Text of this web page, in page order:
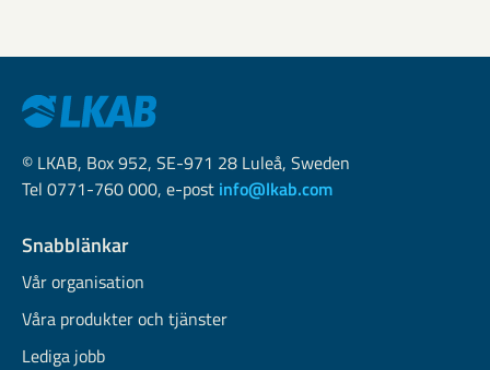
© LKAB, Box 952, SE-971 28 Luleå, Sweden
Tel 0771-760 000, e-post info@lkab.com
Snabblänkar
Vår organisation
Våra produkter och tjänster
Lediga jobb